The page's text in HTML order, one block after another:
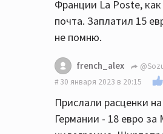
Франции La Poste,
почта. Заплатил 15
не помню.
french_alex
30 января 2023 в 20:15
Прислали расценки
Германии - 18 евро за